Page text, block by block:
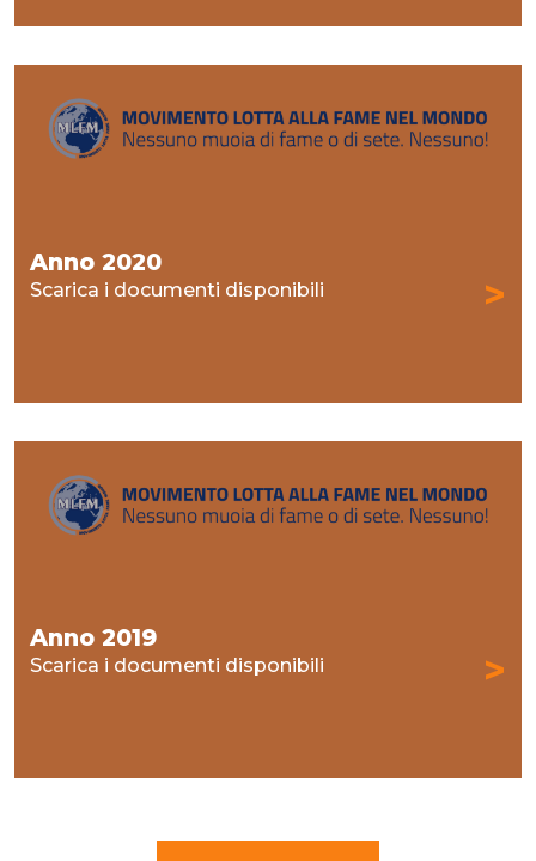
Anno 2020
Scarica i documenti disponibili >
Anno 2019
Scarica i documenti disponibili >